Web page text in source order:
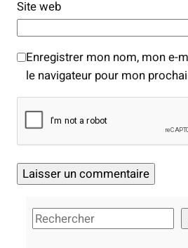
Site web
Enregistrer mon nom, mon e-
le navigateur pour mon
S
e